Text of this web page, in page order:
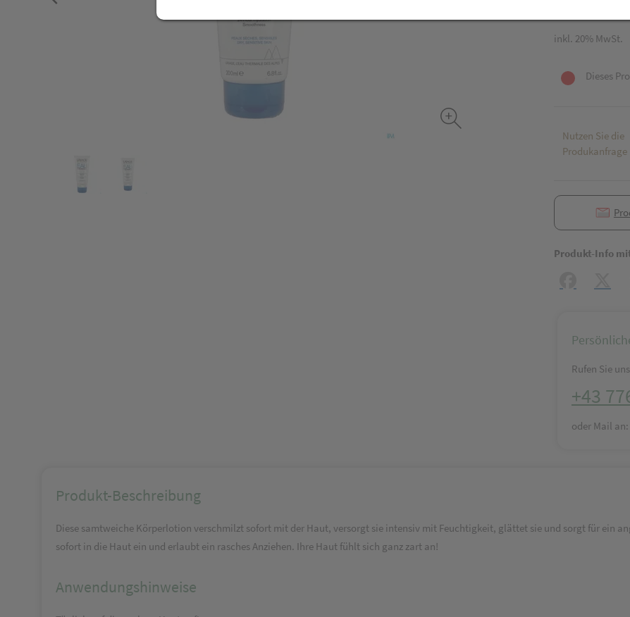
inkl. 20% MwSt.
Dieses
Nutzen Sie die
Produkanfrage
Produkt-Info
Rufen Sie
+43
oder Mail an:
Produkt-Beschreibung
Diese samtweiche Körperlotion verschmilzt sofort mit der Haut, versorgt sie intensiv mit Feuchtigkeit, glättet sie und sorgt für ein
sofort in die Haut ein und erlaubt ein rasches Anziehen. Ihre Haut fühlt sich ganz zart an!
Anwendungshinweise